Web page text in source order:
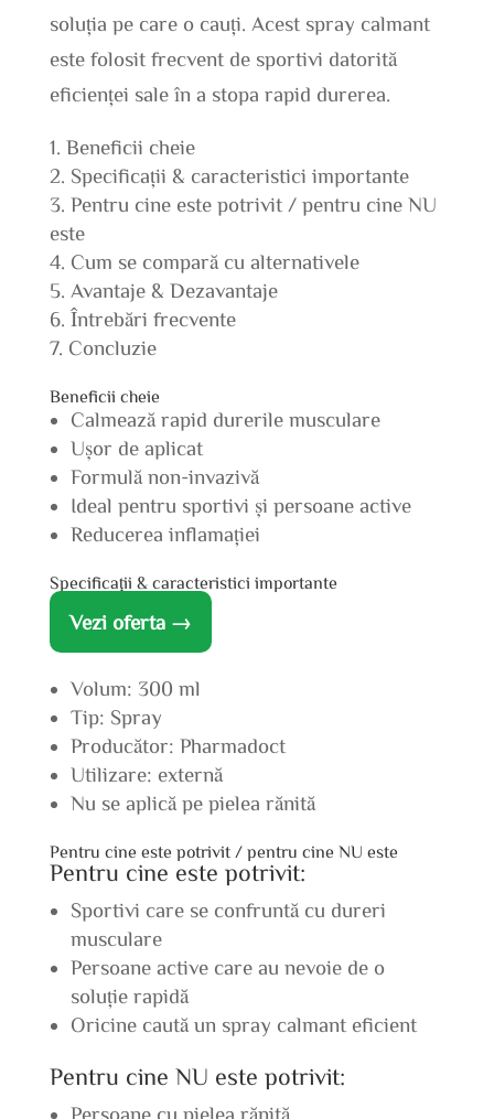
soluția pe care o cauți. Acest spray calmant
este folosit frecvent de sportivi datorită
eficienței sale în a stopa rapid durerea.
Beneficii cheie
Specificații & caracteristici importante
Pentru cine este potrivit / pentru cine NU
este
Cum se compară cu alternativele
Avantaje & Dezavantaje
Întrebări frecvente
Concluzie
Beneficii cheie
Calmează rapid durerile musculare
Ușor de aplicat
Formulă non-invazivă
Ideal pentru sportivi și persoane active
Reducerea inflamației
Specificații & caracteristici importante
Vezi oferta →
Volum: 300 ml
Tip: Spray
Producător: Pharmadoct
Utilizare: externă
Nu se aplică pe pielea rănită
Pentru cine este potrivit / pentru cine NU este
Pentru cine este potrivit:
Sportivi care se confruntă cu dureri
musculare
Persoane active care au nevoie de o
soluție rapidă
Oricine caută un spray calmant eficient
Pentru cine NU este potrivit:
Persoane cu pielea rănită